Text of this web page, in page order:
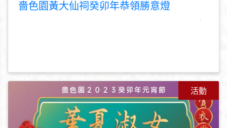
嗇色園黃大仙祠癸卯年恭領勝意燈
活動